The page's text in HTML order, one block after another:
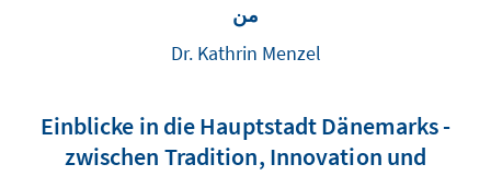
من
Dr. Kathrin Menzel
Einblicke in die Hauptstadt Dänemarks -
zwischen Tradition, Innovation und